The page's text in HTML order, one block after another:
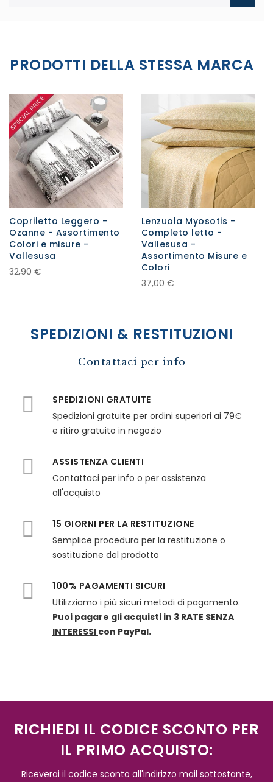
PRODOTTI DELLA STESSA MARCA
Copriletto Leggero -
Ozanne - Assortimento
Colori e misure -
Vallesusa
32,90 €
Lenzuola Myosotis –
Completo letto -
Vallesusa -
Assortimento Misure e
Colori
37,00 €
SPEDIZIONI & RESTITUZIONI
Contattaci per info
SPEDIZIONI GRATUITE
Spedizioni gratuite per ordini superiori ai 79€
e ritiro gratuito in negozio
ASSISTENZA CLIENTI
Contattaci per info o per assistenza
all'acquisto
15 GIORNI PER LA RESTITUZIONE
Semplice procedura per la restituzione o
sostituzione del prodotto
100% PAGAMENTI SICURI
Utilizziamo i più sicuri metodi di pagamento.
Puoi pagare gli acquisti in 3 RATE SENZA
INTERESSI con PayPal.
RICHIEDI IL CODICE SCONTO PER
IL PRIMO ACQUISTO:
Riceverai il codice sconto all'indirizzo mail sottostante,